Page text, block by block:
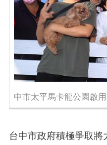
中市太平馬卡龍公園啟
台中市政府積極爭取